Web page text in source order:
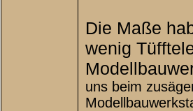
Die Maße
wenig
uns beim